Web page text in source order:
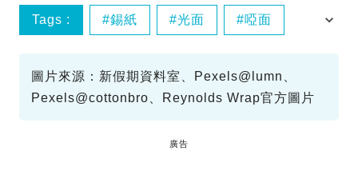
Tags : 錫紙 光面 啞面
圖片來源：新假期資料室、Pexels@lumn、
Pexels@cottonbro、Reynolds Wrap官方圖片
廣告